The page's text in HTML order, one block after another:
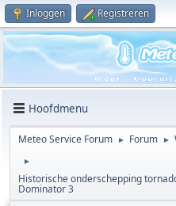
Inloggen Registreren
Hoofdmenu
Meteo Service Forum ► Forum ►
►
Historische onderschepping
Dominator 3